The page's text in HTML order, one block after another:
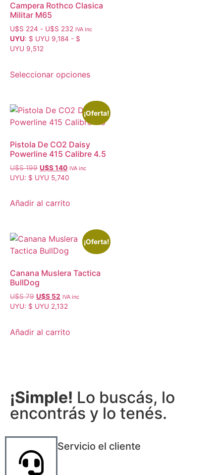
Campera Rothco Clasica
Militar M65
U$S 224 - U$S 232 IVA inc
UYU: $ UYU 9,184 - $
UYU 9,512
Seleccionar opciones
¡Oferta!
Pistola De CO2 Daisy
Powerline 415 Calibre 4.5
U$S199 U$S140 IVA inc
UYU: $ UYU 5,740
Añadir al carrito
¡Oferta!
Canana Muslera Tactica
BullDog
U$S79 U$S 52 IVA inc
UYU: $ UYU 2,132
Añadir al carrito
¡Simple! Lo buscás, lo
encontrás y lo tenés.
Servicio el cliente